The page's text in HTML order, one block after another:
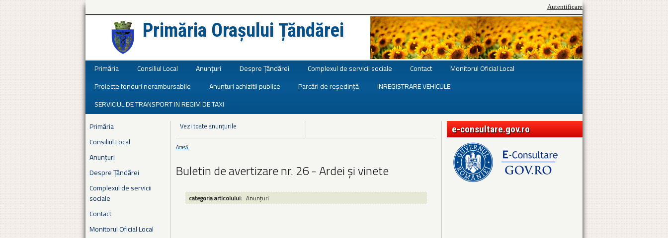
Autentificare
Primăria Orașului Țăndărei
Primăria Consiliul Local Anunțuri Despre Țăndărei Complexul de servicii sociale Contact
Monitorul Oficial Local
Proiecte fonduri nerambursabile
Anunturi achizitii publice Parcări de reședință
INREGISTRARE VEHICULE
SERVICIUL DE TRANSPORT IN REGIM DE TAXI
Primăria
Consiliul Local
Anunțuri
Despre Țăndărei
Complexul de servicii
sociale
Contact
Monitorul Oficial Local
Vezi toate anunțurile
Eşti aici
Acasă
Buletin de avertizare nr. 26 - Ardei și vinete
categoria articolului: Anunțuri
e-consultare.gov.ro